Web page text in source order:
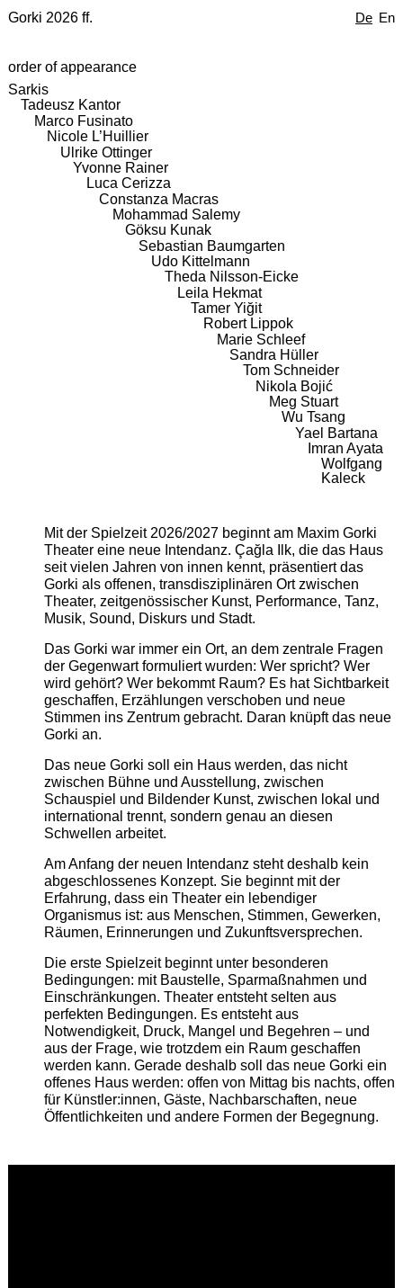
De En
Gorki 2026 ff.
order of appearance
Sarkis
Tadeusz Kantor
Marco Fusinato
Nicole L’Huillier
Ulrike Ottinger
Yvonne Rainer
Luca Cerizza
Constanza Macras
Mohammad Salemy
Göksu Kunak
Sebastian Baumgarten
Udo Kittelmann
Theda Nilsson-Eicke
Leila Hekmat
Tamer Yiğit
Robert Lippok
Marie Schleef
Sandra Hüller
Tom Schneider
Nikola Bojić
Meg Stuart
Wu Tsang
Yael Bartana
Imran Ayata
Wolfgang
Kaleck
Mit der Spielzeit 2026/2027 beginnt am Maxim Gorki
Theater eine neue Intendanz. Çağla Ilk, die das Haus
seit vielen Jahren von innen kennt, präsentiert das
Gorki als offenen, transdisziplinären Ort zwischen
Theater, zeitgenössischer Kunst, Performance, Tanz,
Musik, Sound, Diskurs und Stadt.
Das Gorki war immer ein Ort, an dem zentrale Fragen
der Gegenwart formuliert wurden: Wer spricht? Wer
wird gehört? Wer bekommt Raum? Es hat Sichtbarkeit
geschaffen, Erzählungen verschoben und neue
Stimmen ins Zentrum gebracht. Daran knüpft das neue
Gorki an.
Das neue Gorki soll ein Haus werden, das nicht
zwischen Bühne und Ausstellung, zwischen
Schauspiel und Bildender Kunst, zwischen lokal und
international trennt, sondern genau an diesen
Schwellen arbeitet.
Am Anfang der neuen Intendanz steht deshalb kein
abgeschlossenes Konzept. Sie beginnt mit der
Erfahrung, dass ein Theater ein lebendiger
Organismus ist: aus Menschen, Stimmen, Gewerken,
Räumen, Erinnerungen und Zukunftsversprechen.
Die erste Spielzeit beginnt unter besonderen
Bedingungen: mit Baustelle, Sparmaßnahmen und
Einschränkungen. Theater entsteht selten aus
perfekten Bedingungen. Es entsteht aus
Notwendigkeit, Druck, Mangel und Begehren – und
aus der Frage, wie trotzdem ein Raum geschaffen
werden kann. Gerade deshalb soll das neue Gorki ein
offenes Haus werden: offen von Mittag bis nachts, offen
für Künstler:innen, Gäste, Nachbarschaften, neue
Öffentlichkeiten und andere Formen der Begegnung.